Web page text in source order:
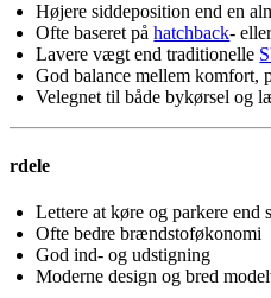
Højere siddeposition end en
Ofte baseret påhatchback-
Lavere vægt end traditionelle
God balance mellem komfort,
Velegnet til både bykørsel og
Lettere at køre og parkere end
Ofte bedre brændstoføkonomi
God ind- og udstigning
Moderne design og bred